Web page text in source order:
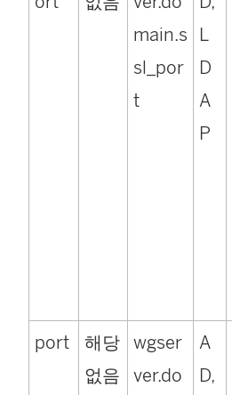
main.s
sl_por
t
L
D
A
P
port
해당
없음
wgser
ver.do
A
D,